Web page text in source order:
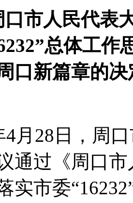
市人民代表
总体工作
口新篇章的
月28日 ， 周
通过《周口
实市委